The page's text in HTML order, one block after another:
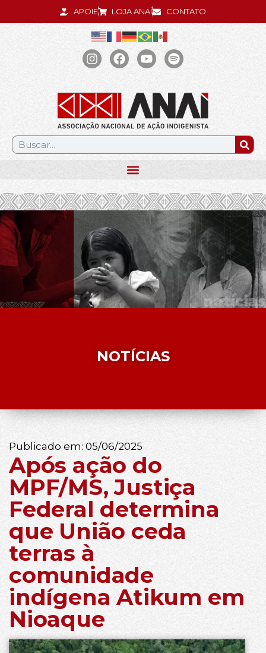
APOIE LOJA ANAÍ CONTATO
.
NOTÍCIAS
Publicado em: 05/06/2025
Após ação do
MPF/MS, Justiça
Federal determina
que União ceda
terras à
comunidade
indígena Atikum em
Nioaque